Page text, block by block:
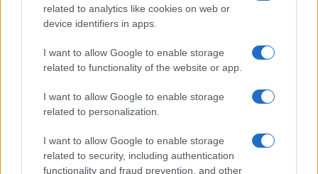
related to analytics like cookies on web or
device identifiers in apps.
I want to allow Google to enable storage
related to functionality of the website or app.
I want to allow Google to enable storage
related to personalization.
I want to allow Google to enable storage
related to security, including authentication
functionality and fraud prevention, and other
(PAXG)
JDB
(JDB)
$0.022
kpk ETH Prime
(KPK ETH PRIME)
$2,034.90